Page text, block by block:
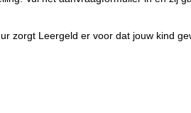
zorgt Leergeld er voor dat jouw kind